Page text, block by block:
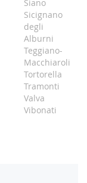
Siano
Sicignano
degli
Alburni
Teggiano-
Macchiaroli
Tortorella
Tramonti
Valva
Vibonati